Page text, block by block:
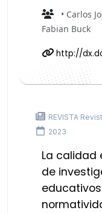
• Carlos
Fabian Buck
http://
REVISTA
2023
La calidad
de